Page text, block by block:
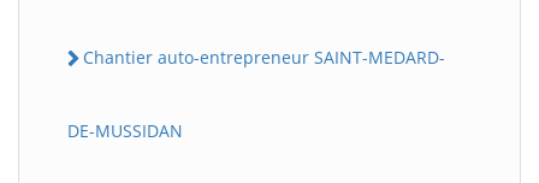
Chantier auto-entrepreneur SAINT-MEDARD-
DE-MUSSIDAN